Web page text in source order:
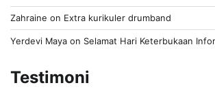
Zahraine on Extra kurikuler drumband
Yerdevi Maya on Selamat Hari Keterbukaan
Testimoni